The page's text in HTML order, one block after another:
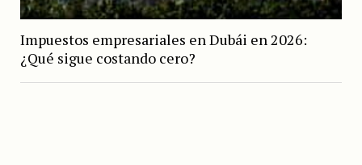
Impuestos empresariales en Dubái en 2026:
¿Qué sigue costando cero?